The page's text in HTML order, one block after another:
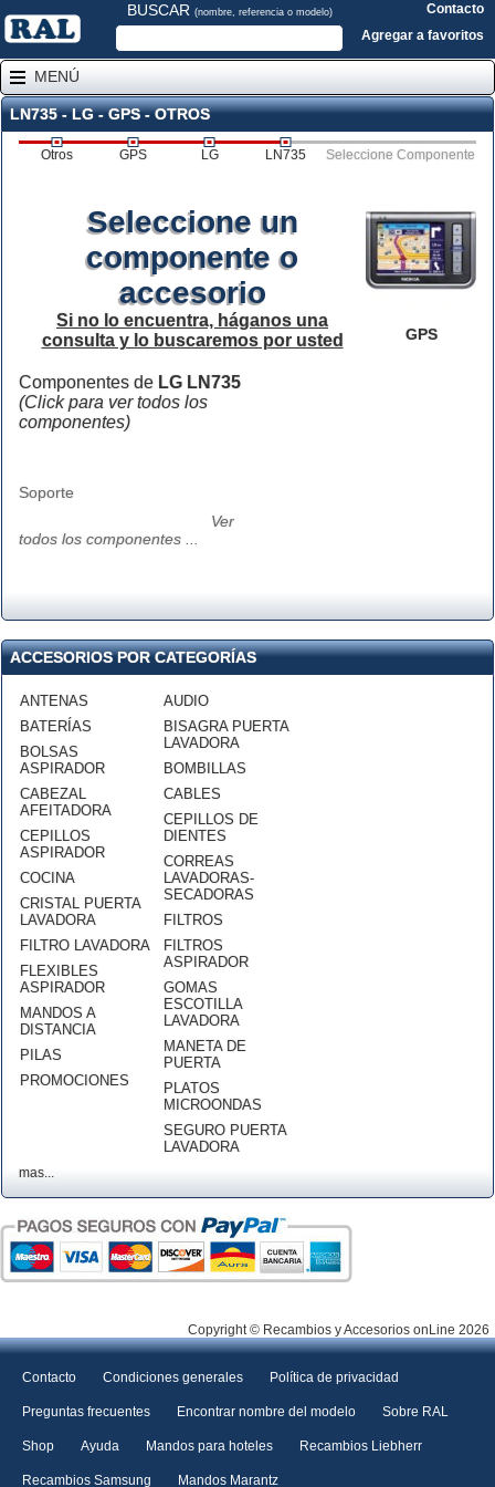
BUSCAR (nombre, referencia o modelo)
Contacto
Agregar a favoritos
MENÚ
LN735 - LG - GPS - OTROS
Otros GPS LG LN735 Seleccione Componente
GPS
Seleccione un
componente o
accesorio
Si no lo encuentra, háganos una
consulta y lo buscaremos por usted
Componentes de LG LN735
(Click para ver todos los
componentes)
Soporte
Ver
todos los componentes ...
ACCESORIOS POR CATEGORÍAS
ANTENAS
BATERÍAS
BOLSAS
ASPIRADOR
CABEZAL
AFEITADORA
CEPILLOS
ASPIRADOR
COCINA
CRISTAL PUERTA
LAVADORA
FILTRO LAVADORA
FLEXIBLES
ASPIRADOR
MANDOS A
DISTANCIA
PILAS
PROMOCIONES
AUDIO
BISAGRA PUERTA
LAVADORA
BOMBILLAS
CABLES
CEPILLOS DE
DIENTES
CORREAS
LAVADORAS-
SECADORAS
FILTROS
FILTROS
ASPIRADOR
GOMAS
ESCOTILLA
LAVADORA
MANETA DE
PUERTA
PLATOS
MICROONDAS
SEGURO PUERTA
LAVADORA
mas...
Copyright © Recambios y Accesorios onLine 2026
Contacto Condiciones generales Política de privacidad
Preguntas frecuentes Encontrar nombre del modelo Sobre RAL
Shop Ayuda Mandos para hoteles Recambios Liebherr
Recambios Samsung Mandos Marantz